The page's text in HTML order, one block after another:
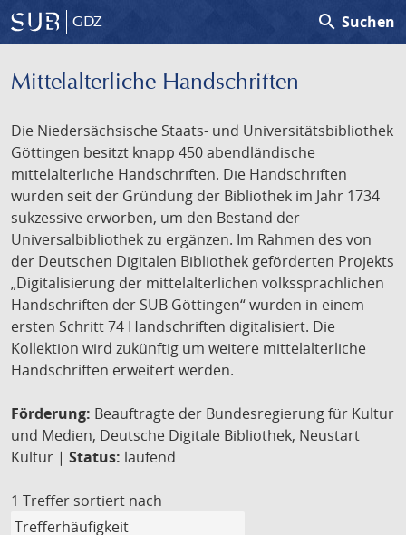
GDZ search Suchen
Mittelalterliche Handschriften
Die Niedersächsische Staats- und Universitätsbibliothek
Göttingen besitzt knapp 450 abendländische
mittelalterliche Handschriften. Die Handschriften
wurden seit der Gründung der Bibliothek im Jahr 1734
sukzessive erworben, um den Bestand der
Universalbibliothek zu ergänzen. Im Rahmen des von
der Deutschen Digitalen Bibliothek geförderten Projekts
„Digitalisierung der mittelalterlichen volkssprachlichen
Handschriften der SUB Göttingen“ wurden in einem
ersten Schritt 74 Handschriften digitalisiert. Die
Kollektion wird zukünftig um weitere mittelalterliche
Handschriften erweitert werden.
Förderung: Beauftragte der Bundesregierung für Kultur
und Medien, Deutsche Digitale Bibliothek, Neustart
Kultur | Status: laufend
1 Treffer sortiert nach